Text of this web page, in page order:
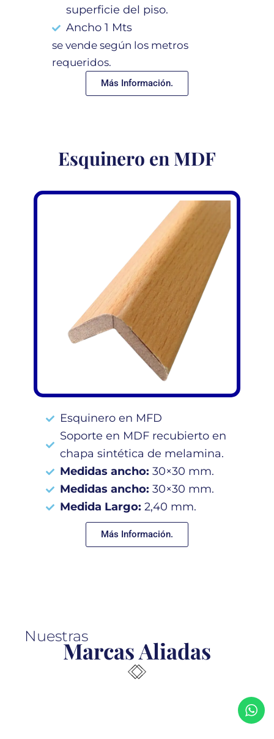
superficie del piso.
Ancho 1 Mts
se vende según los metros
requeridos.
Más Información.
Esquinero en MDF
Esquinero en MFD
Soporte en MDF recubierto en
chapa sintética de melamina.
Medidas ancho: 30×30 mm.
Medidas ancho: 30×30 mm.
Medida Largo: 2,40 mm.
Más Información.
Nuestras
Marcas Aliadas